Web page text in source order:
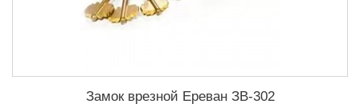
Замок врезной Ереван ЗВ-302